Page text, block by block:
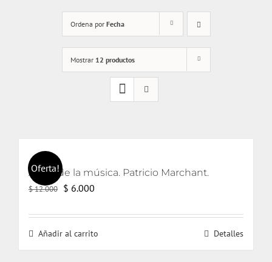
Ordena por Fecha
Mostrar 12 productos
Oferta!
Amor de la música. Patricio Marchant.
$12.000 El
original
era:
$ 6.000
actual
es:
Añadir al carrito Detalles